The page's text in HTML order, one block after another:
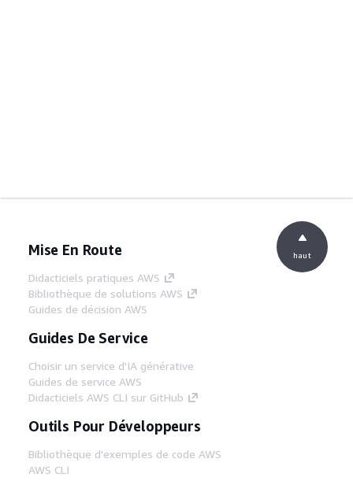
Mise En Route
Didacticiels pratiques AWS
Bibliothèque de solutions AWS
Guides de décision AWS
Guides De Service
Choisir un service d'IA générative
Guides de service AWS
Didacticiels AWS CLI sur GitHub
Outils Pour Développeurs
Bibliothèque d'exemples de code AWS
AWS CLI
haut